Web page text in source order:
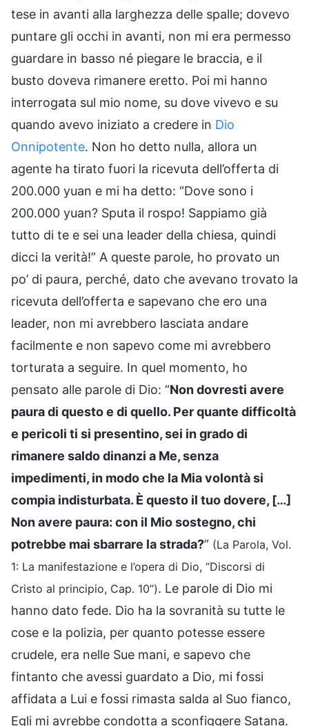
tese in avanti alla larghezza delle spalle; dovevo
puntare gli occhi in avanti, non mi era permesso
guardare in basso né piegare le braccia, e il
busto doveva rimanere eretto. Poi mi hanno
interrogata sul mio nome, su dove vivevo e su
quando avevo iniziato a credere in Dio
Onnipotente. Non ho detto nulla, allora un
agente ha tirato fuori la ricevuta dell’offerta di
200.000 yuan e mi ha detto: “Dove sono i
200.000 yuan? Sputa il rospo! Sappiamo già
tutto di te e sei una leader della chiesa, quindi
dicci la verità!” A queste parole, ho provato un
po’ di paura, perché, dato che avevano trovato la
ricevuta dell’offerta e sapevano che ero una
leader, non mi avrebbero lasciata andare
facilmente e non sapevo come mi avrebbero
torturata a seguire. In quel momento, ho
pensato alle parole di Dio: “Non dovresti avere
paura di questo e di quello. Per quante difficoltà
e pericoli ti si presentino, sei in grado di
rimanere saldo dinanzi a Me, senza
impedimenti, in modo che la Mia volontà si
compia indisturbata. È questo il tuo dovere, […]
Non avere paura: con il Mio sostegno, chi
potrebbe mai sbarrare la strada?” (La Parola, Vol.
1: La manifestazione e l’opera di Dio, “Discorsi di
Cristo al principio, Cap. 10”). Le parole di Dio mi
hanno dato fede. Dio ha la sovranità su tutte le
cose e la polizia, per quanto potesse essere
crudele, era nelle Sue mani, e sapevo che
fintanto che avessi guardato a Dio, mi fossi
affidata a Lui e fossi rimasta salda al Suo fianco,
Egli mi avrebbe condotta a sconfiggere Satana.